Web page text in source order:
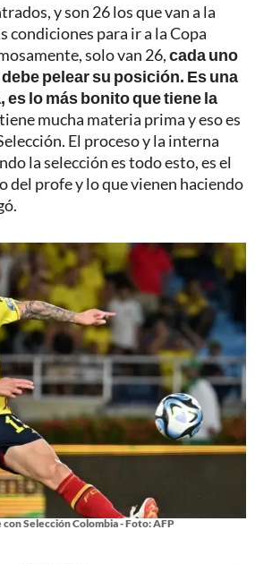
y son 26 los que van a la
condiciones para ir a la Copa
solo van 26,cadauno
pelear su posición. Es una
es lo más bonito que tiene la
mucha materia prima y eso es
El proceso y la interna
la selección es todo esto, es el
del profe y lo que vienen haciendo
Selección Colombia - Foto: AFP